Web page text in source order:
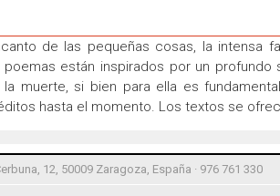
de las pequeñas cosas, la intensa
están inspirados por un profundo
muerte, si bien para ella es
hasta el momento. Los textos se
12, 50009 Zaragoza, España · 976 761 330